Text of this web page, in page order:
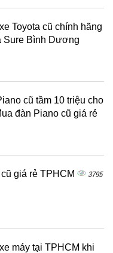
Toyota cũ chính hãng
Sure Bình Dương
cũ tầm 10 triệu cho
đàn Piano cũ giá rẻ
giá rẻ TPHCM 3795
máy tại TPHCM khi